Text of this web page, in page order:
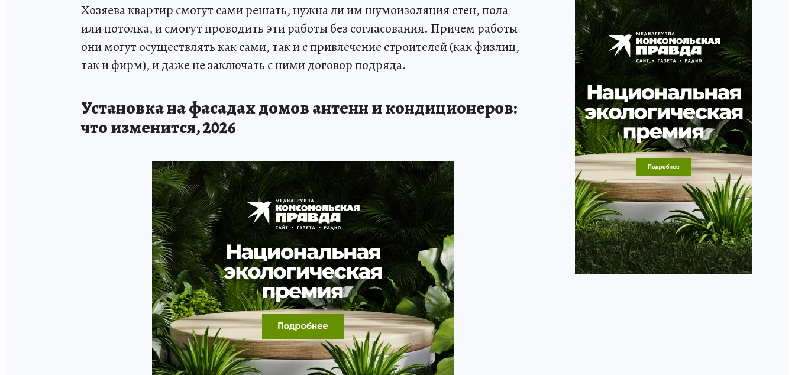
Хозяева квартир смогут сами решать, нужна ли им шумоизоляция стен, пола
или потолка, и смогут проводить эти работы без согласования. Причем работы
они могут осуществлять как сами, так и с привлечение строителей (как физлиц,
так и фирм), и даже не заключать с ними договор подряда.
Установка на фасадах домов антенн и кондиционеров:
что изменится, 2026